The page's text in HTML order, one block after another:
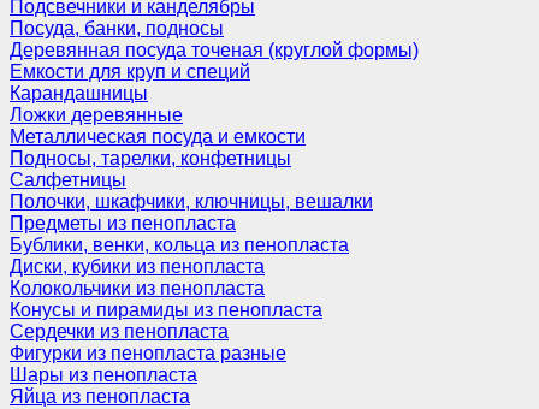
Подсвечники и канделябры
Посуда, банки, подносы
Деревянная посуда точеная (круглой формы)
Емкости для круп и специй
Карандашницы
Ложки деревянные
Металлическая посуда и емкости
Подносы, тарелки, конфетницы
Салфетницы
Полочки, шкафчики, ключницы, вешалки
Предметы из пенопласта
Бублики, венки, кольца из пенопласта
Диски, кубики из пенопласта
Колокольчики из пенопласта
Конусы и пирамиды из пенопласта
Сердечки из пенопласта
Фигурки из пенопласта разные
Шары из пенопласта
Яйца из пенопласта